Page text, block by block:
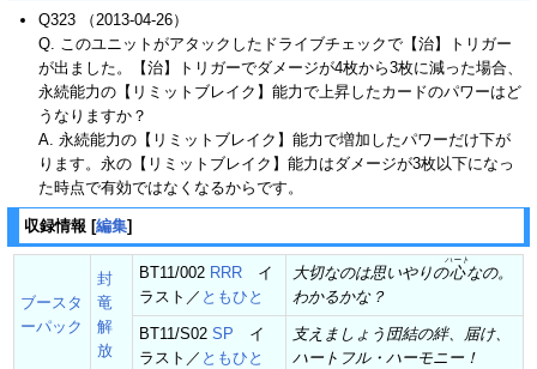
Q323 （2013-04-26）
Q. このユニットがアタックしたドライブチェックで【治】トリガー
が出ました。【治】トリガーでダメージが4枚から3枚に減った場合、
永続能力の【リミットブレイク】能力で上昇したカードのパワーはど
うなりますか？
A. 永続能力の【リミットブレイク】能力で増加したパワーだけ下が
ります。永の【リミットブレイク】能力はダメージが3枚以下になっ
た時点で有効ではなくなるからです。
収録情報 [編集]
ブースタ
ーパック
封
竜
解
放
BT11/002 RRR イ
ラスト／ ともひと
大切なのは思いやりの心
ハート
なの。
わかるかな？
BT11/S02 SP イ
ラスト／ ともひと
支えましょう団結の絆、届け、
ハートフル・ハーモニー！